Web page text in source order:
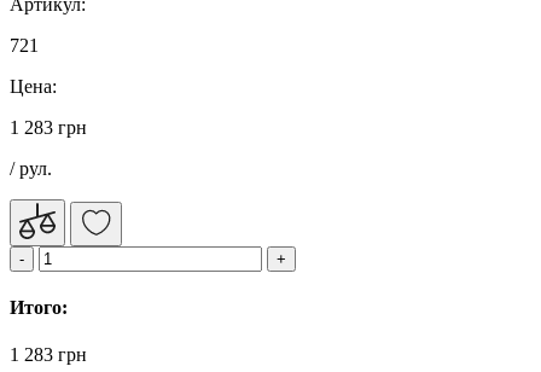
721
Цена:
1 283 грн
/ рул.
Итого:
1 283 грн